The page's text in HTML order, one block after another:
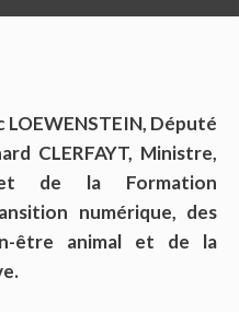
Député
CLERFAYT, Ministre,
de la Formation
numérique, des
être animal et de la